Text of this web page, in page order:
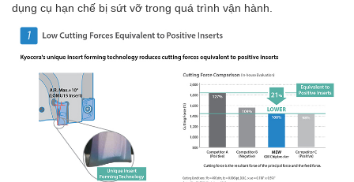
dụng cụ hạn chế bị sứt vỡ trong quá trình vận hành.